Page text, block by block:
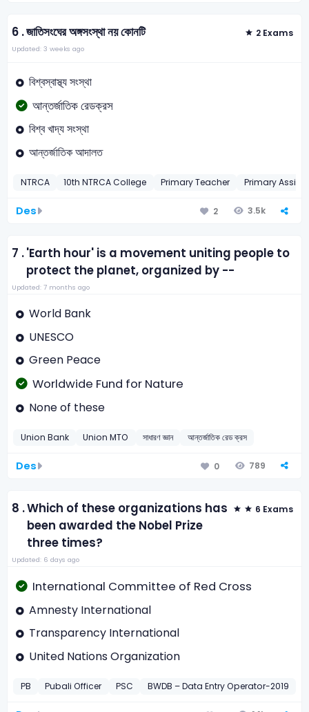
6 .জাতিসংঘের অঙ্গসংস্থা নয় কোনটি 2 Exams
Updated: 3 weeks ago
বিশ্বস্বাস্থ্য সংস্থা
আন্তর্জাতিক রেডক্রস
বিশ্ব খাদ্য সংস্থা
আন্তর্জাতিক আদালত
NTRCA 10th NTRCA College Primary Teacher Primary
Des 2 3.5k
7 .'Earth hour' is a movement uniting people to
protect the planet, organized by --
Updated: 7 months ago
World Bank
UNESCO
Green Peace
Worldwide Fund for Nature
None of these
Union Bank Union MTO সাধারণ জ্ঞান আন্তর্জাতিক রেড ক্রস
Des 0 789
8 .Which of these organizations has
been awarded the Nobel Prize
three times?
6 Exams
Updated: 6 days ago
International Committee of Red Cross
Amnesty International
Transparency International
United Nations Organization
PB Pubali Officer PSC BWDB – Data Entry Operator-2019